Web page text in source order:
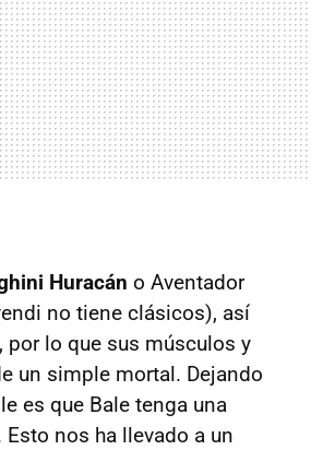
Huracán o Aventador
no tiene clásicos), así
por lo que sus músculos y
un simple mortal. Dejando
es que Bale tenga una
nos ha llevado a un